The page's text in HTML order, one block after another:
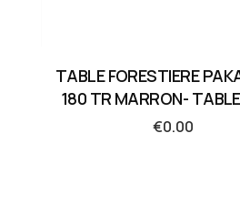
TABLE FORESTIERE
180 TR MARRON-
€0.00